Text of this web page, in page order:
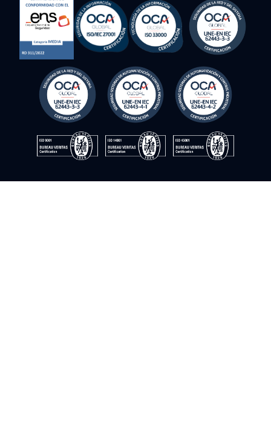
© Instrumentación y control del sur. 2009–2026. ©Todos los
derechos reservados
Política de cookiesPolítica de privacidad
Política de calidad
Política de seguridad de la información